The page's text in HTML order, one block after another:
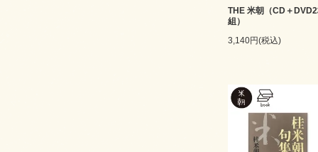
THE 米朝（CD＋
組）
3,140円(税込)